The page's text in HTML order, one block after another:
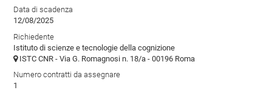
Data di scadenza
12/08/2025
Richiedente
Istituto di scienze e tecnologie della cognizione
ISTC CNR - Via G. Romagnosi n. 18/a - 00196 Roma
Numero contratti da assegnare
1